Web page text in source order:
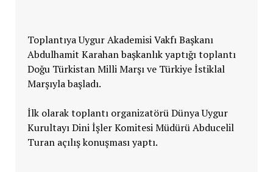
Toplantıya Uygur Akademisi Vakfı Başkanı
Abdulhamit Karahan başkanlık yaptığı toplantı
Doğu Türkistan Milli Marşı ve Türkiye İstiklal
Marşıyla başladı.
İlk olarak toplantı organizatörü Dünya Uygur
Kurultayı Dini İşler Komitesi Müdürü Abducelil
Turan açılış konuşması yaptı.